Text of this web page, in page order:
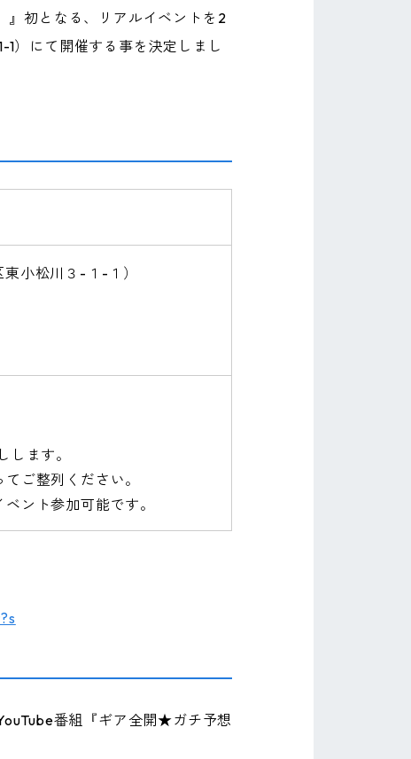
』初となる、リアルイベントを2
）にて開催する事を決定しまし
小松川３-１-１）
します。
ご整列ください。
ント参加可能です。
番組『ギア全開★ガチ予想